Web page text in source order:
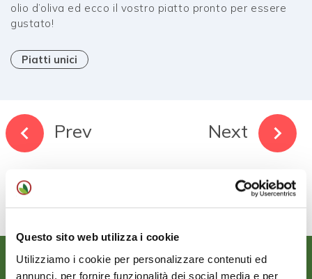
Questo sito web utilizza i cookie
Utilizziamo i cookie per personalizzare contenuti ed
annunci, per fornire funzionalità dei social media e per
olio d’oliva ed ecco il vostro piatto pronto per essere
gustato!
Piatti unici
Prev Next